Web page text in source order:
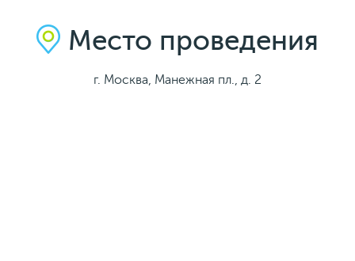
Место проведения
г. Москва, Манежная пл., д. 2